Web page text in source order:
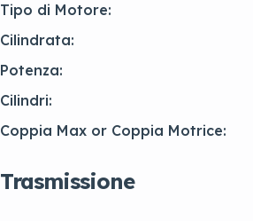
Tipo di Motore:
Cilindrata:
Potenza:
Cilindri:
Coppia Max or Coppia Motrice:
Trasmissione